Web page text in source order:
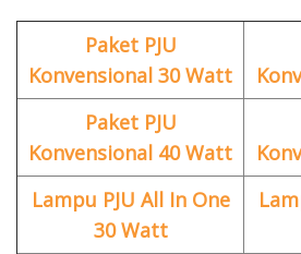
Paket PJU
Konvensional 30 Watt
Paket PJU
Konvensional 40 Watt
Lampu PJU All In One
30 Watt